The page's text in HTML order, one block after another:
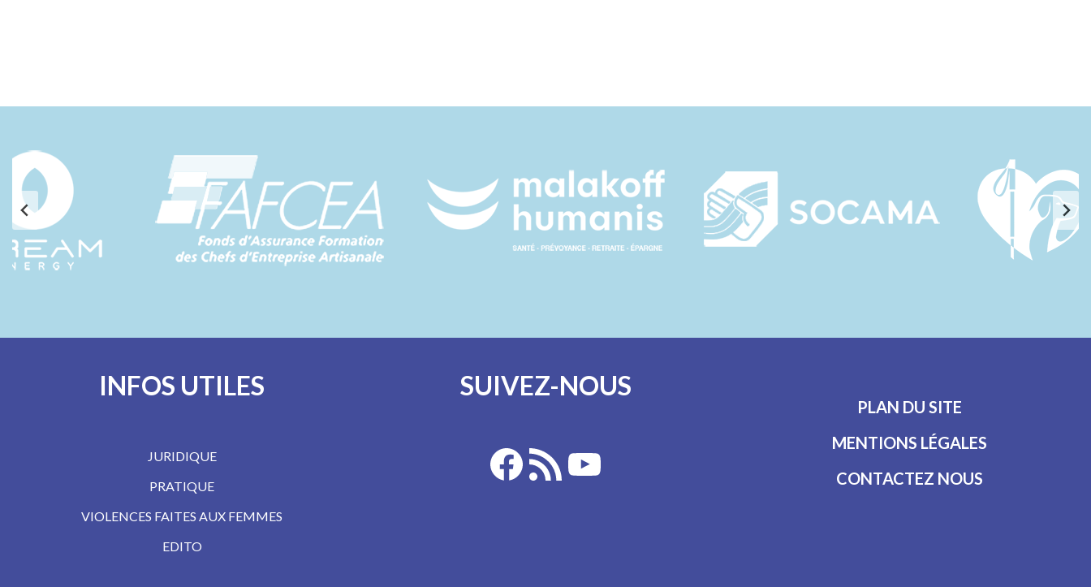
INFOS UTILES
JURIDIQUE
PRATIQUE
VIOLENCES FAITES AUX FEMMES
EDITO
SUIVEZ-NOUS
PLAN DU SITE
MENTIONS LÉGALES
CONTACTEZ NOUS